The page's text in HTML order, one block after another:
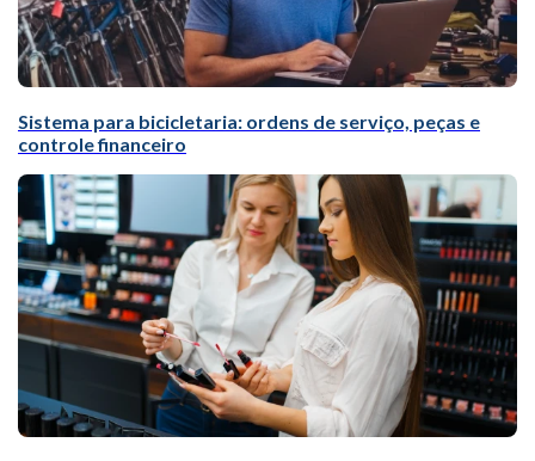
Sistema para bicicletaria: ordens de serviço, peças e
controle financeiro